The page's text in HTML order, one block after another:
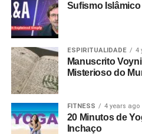
Sufismo
ESPIRITUALIDADE 4
Manuscrito
Misterioso do
FITNESS 4 years ago
20 Minutos de
Inchaço